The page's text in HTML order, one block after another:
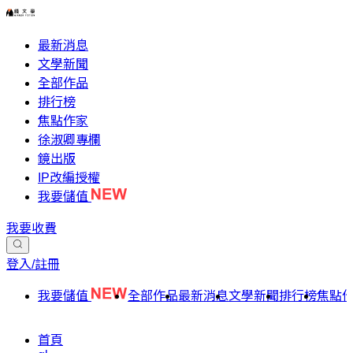
最新消息
文學新聞
全部作品
排行榜
焦點作家
徐淑卿專欄
鏡出版
IP改編授權
我要儲值
我要收費
登入/註冊
我要儲值 全部作品最新消息文學新聞排行榜焦點
首頁